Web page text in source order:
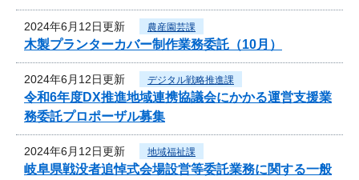
2024年6月12日更新 農産園芸課
木製プランターカバー制作業務委託（10月）
2024年6月12日更新 デジタル戦略推進課
令和6年度DX推進地域連携協議会にかかる運営支援業
務委託プロポーザル募集
2024年6月12日更新 地域福祉課
岐阜県戦没者追悼式会場設営等委託業務に関する一般